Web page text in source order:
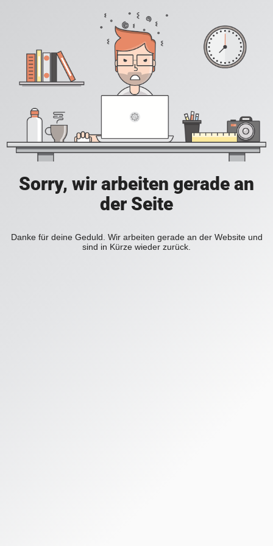
Sorry, wir arbeiten gerade an
der Seite
Danke für deine Geduld. Wir arbeiten gerade an der Website und
sind in Kürze wieder zurück.